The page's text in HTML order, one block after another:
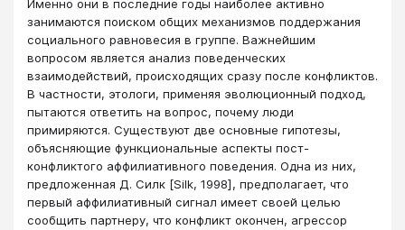
Именно они в последние годы наиболее активно
занимаются поиском общих механизмов поддержания
социального равновесия в группе. Важнейшим
вопросом является анализ поведенческих
взаимодействий, происходящих сразу после конфликтов.
В частности, этологи, применяя эволюционный подход,
пытаются ответить на вопрос, почему люди
примиряются. Существуют две основные гипотезы,
объясняющие функциональные аспекты пост-
конфликтого аффилиативного поведения. Одна из них,
предложенная Д. Силк [Silk, 1998], предполагает, что
первый аффилиативный сигнал имеет своей целью
сообщить партнеру, что конфликт окончен, агрессор